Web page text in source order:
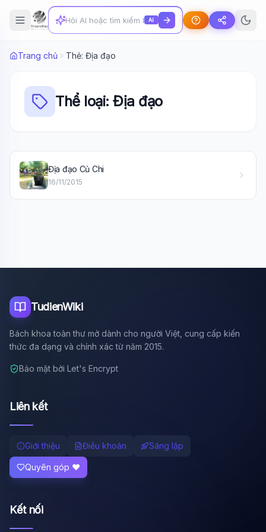
AI
Trang chủ Thẻ: Địa đạo
Thể loại: Địa đạo
Địa đạo Củ Chi
16/11/2015
TudienWiki
Bách khoa toàn thư mở dành cho người Việt, cung cấp kiến
thức đa dạng và chính xác từ năm 2015.
Bảo mật bởi Let's Encrypt
Liên kết
Giới thiệu Điều khoản Sáng lập
Quyên góp ❤️
Kết nối
🤖Sẵn sàng hỗ trợ
Tôi là trợ lý AI của TuDienWiki. Hãy hỏi tôi bất kỳ điều gì
🪐 Sao Mộc là gì?
🔬 Albert Einstein